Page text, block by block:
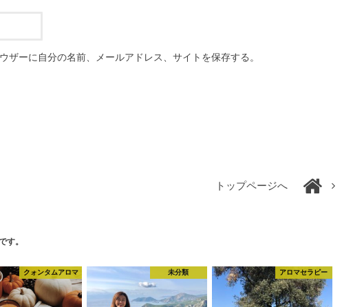
ザーに自分の名前、メールアドレス、サイトを保存する。
トップページへ
す。
クォンタムアロマ 未分類 アロマセラピー